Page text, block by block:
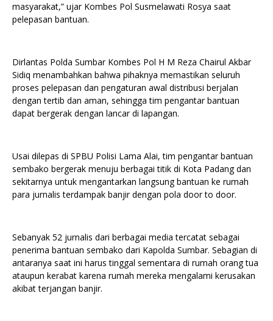
masyarakat,” ujar Kombes Pol Susmelawati Rosya saat
pelepasan bantuan.
Dirlantas Polda Sumbar Kombes Pol H M Reza Chairul Akbar
Sidiq menambahkan bahwa pihaknya memastikan seluruh
proses pelepasan dan pengaturan awal distribusi berjalan
dengan tertib dan aman, sehingga tim pengantar bantuan
dapat bergerak dengan lancar di lapangan.
Usai dilepas di SPBU Polisi Lama Alai, tim pengantar bantuan
sembako bergerak menuju berbagai titik di Kota Padang dan
sekitarnya untuk mengantarkan langsung bantuan ke rumah
para jurnalis terdampak banjir dengan pola door to door.
Sebanyak 52 jurnalis dari berbagai media tercatat sebagai
penerima bantuan sembako dari Kapolda Sumbar. Sebagian di
antaranya saat ini harus tinggal sementara di rumah orang tua
ataupun kerabat karena rumah mereka mengalami kerusakan
akibat terjangan banjir.